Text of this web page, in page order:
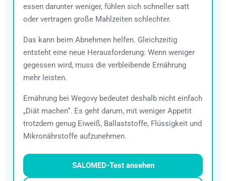
essen darunter weniger, fühlen sich schneller satt
oder vertragen große Mahlzeiten schlechter.
Das kann beim Abnehmen helfen. Gleichzeitig
entsteht eine neue Herausforderung: Wenn weniger
gegessen wird, muss die verbleibende Ernährung
mehr leisten.
Ernährung bei Wegovy bedeutet deshalb nicht einfach
„Diät machen“. Es geht darum, mit weniger Appetit
trotzdem genug Eiweiß, Ballaststoffe, Flüssigkeit und
Mikronährstoffe aufzunehmen.
SALOMED-Test ansehen